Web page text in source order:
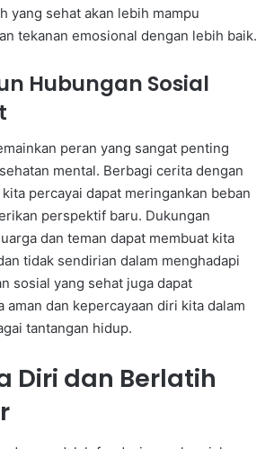
yang sehat akan lebih mampu
tekanan emosional dengan lebih baik.
Hubungan Sosial
peran yang sangat penting
mental. Berbagi cerita dengan
percayai dapat meringankan beban
perspektif baru. Dukungan
dan teman dapat membuat kita
tidak sendirian dalam menghadapi
sosial yang sehat juga dapat
aman dan kepercayaan diri kita dalam
tantangan hidup.
Diri dan Berlatih